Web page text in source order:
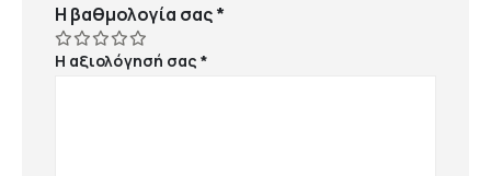
Η βαθμολογία σας*
Η αξιολόγησή σας*